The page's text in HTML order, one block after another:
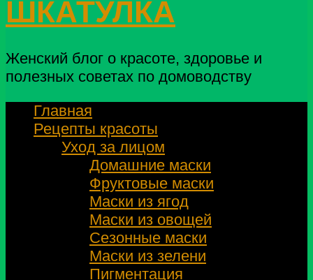
ШКАТУЛКА
Женский блог о красоте, здоровье и
полезных советах по домоводству
Главная
Рецепты красоты
Уход за лицом
Домашние маски
Фруктовые маски
Маски из ягод
Маски из овощей
Сезонные маски
Маски из зелени
Пигментация